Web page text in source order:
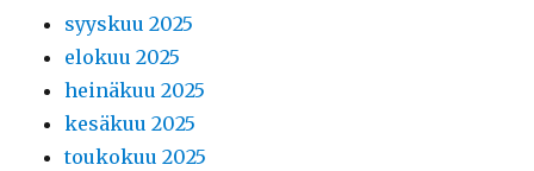
syyskuu 2025
elokuu 2025
heinäkuu 2025
kesäkuu 2025
toukokuu 2025